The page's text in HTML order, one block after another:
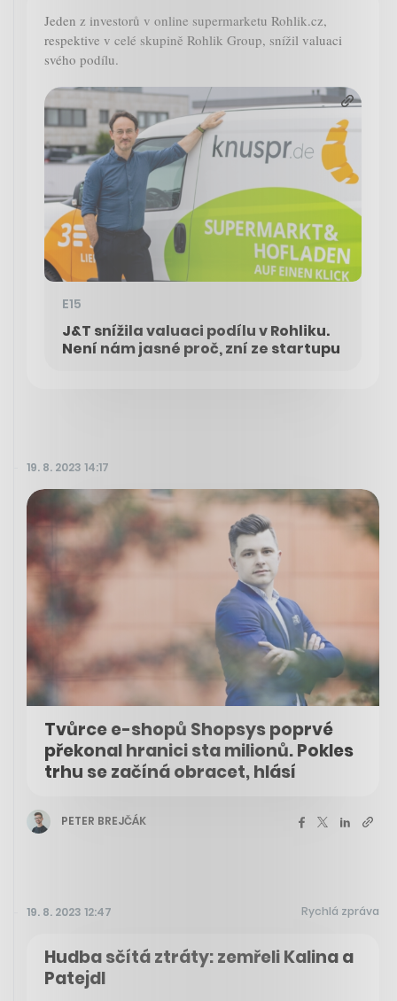
Jeden z investorů v online supermarketu Rohlik.cz,
respektive v celé skupině Rohlik Group, snížil valuaci
svého podílu.
E15
J&T snížila valuaci podílu v Rohliku.
Není nám jasné proč, zní ze startupu
19. 8. 2023 14:17
Tvůrce e-shopů Shopsys poprvé
překonal hranici sta milionů. Pokles
trhu se začíná obracet, hlásí
PETER BREJČÁK
19. 8. 2023 12:47 Rychlá zpráva
Hudba sčítá ztráty: zemřeli Kalina a
Patejdl